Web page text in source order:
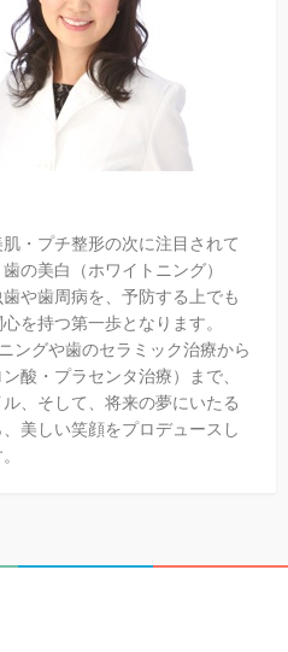
・プチ整形の次に注目されて
の美白（ホワイトニング）
や歯周病を、予防する上でも
を持つ第一歩となります。
ングや歯のセラミック治療から
酸・プラセンタ治療）まで、
、そして、将来の夢にいたる
美しい笑顔をプロデュースし